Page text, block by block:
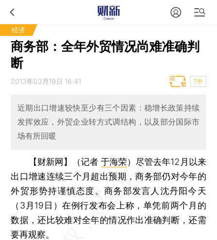
经济
商务部：全年外贸情况尚难准确判
断
2013年03月19日 16:41 T中
近期出口增速较快至少有三个因素：稳增长政策持续
发挥效应，外贸企业转方式调结构，以及部分国际市
场有所回暖
【财新网】（记者于海荣）尽管去年12月以来
出口增速连续三个月超出预期，商务部仍对今年的
外贸形势持谨慎态度。商务部发言人沈丹阳今天
（3月19日）在例行发布会上称，单凭前两个月的
数据，还比较难对全年的情况作出准确判断，还需
要再观察。